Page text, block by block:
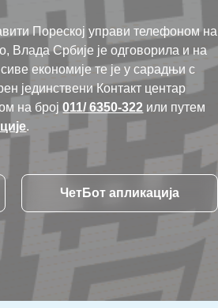
Пореској управи телефоном на
Влада Србије је одговорила и на
економије те је у сарадњи с
јединствени Контакт центар
на број011/ 6350-322 или путем
.
ЧетБот апликација